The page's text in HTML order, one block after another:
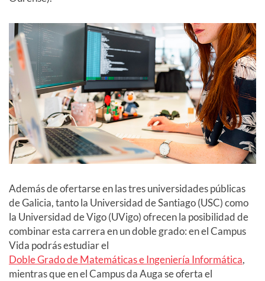
Además de ofertarse en las tres universidades públicas
de Galicia, tanto la Universidad de Santiago (USC) como
la Universidad de Vigo (UVigo) ofrecen la posibilidad de
combinar esta carrera en un doble grado: en el Campus
Vida podrás estudiar el
Doble Grado de Matemáticas e Ingeniería Informática,
mientras que en el Campus da Auga se oferta el